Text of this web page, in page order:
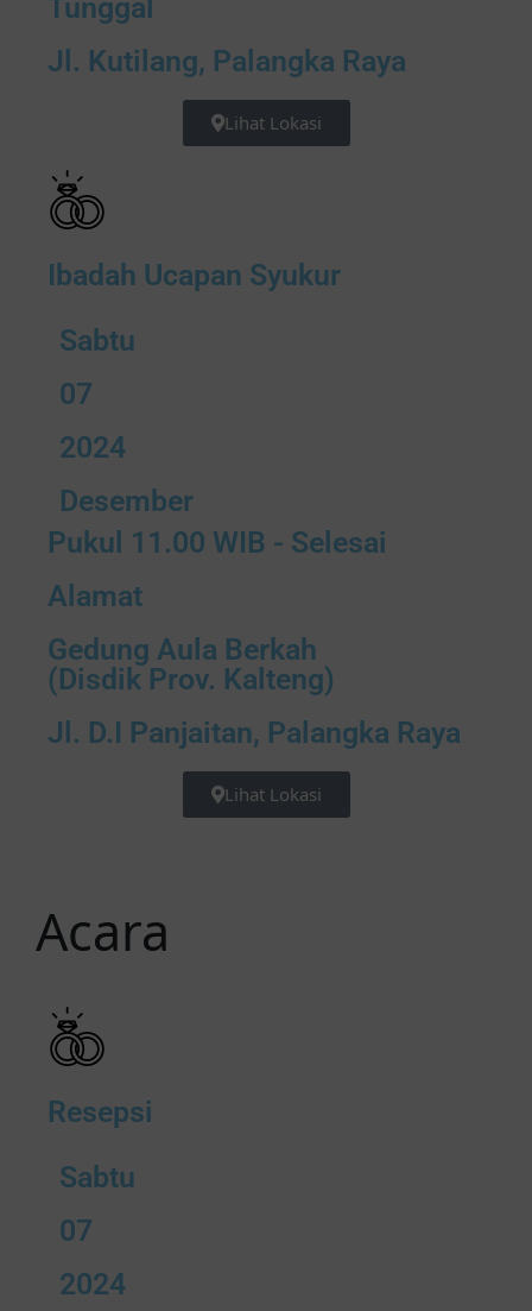
Tunggal
Jl. Kutilang, Palangka Raya
Lihat Lokasi
Ibadah Ucapan Syukur
Sabtu
07
2024
Desember
Pukul 11.00 WIB - Selesai
Alamat
Gedung Aula Berkah
(Disdik Prov. Kalteng)
Jl. D.I Panjaitan, Palangka Raya
Lihat Lokasi
Acara
Resepsi
Sabtu
07
2024